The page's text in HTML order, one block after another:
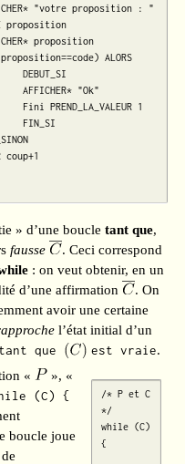
» d’une boucle tant que,
fausse
. Ceci correspond
: on veut obtenir, en un
d’une affirmation
. On
avoir une certaine
l’état initial d’un
que est vraie.
«
», «
(C) {
boucle joue
/* P et C
*/
while (C)
{